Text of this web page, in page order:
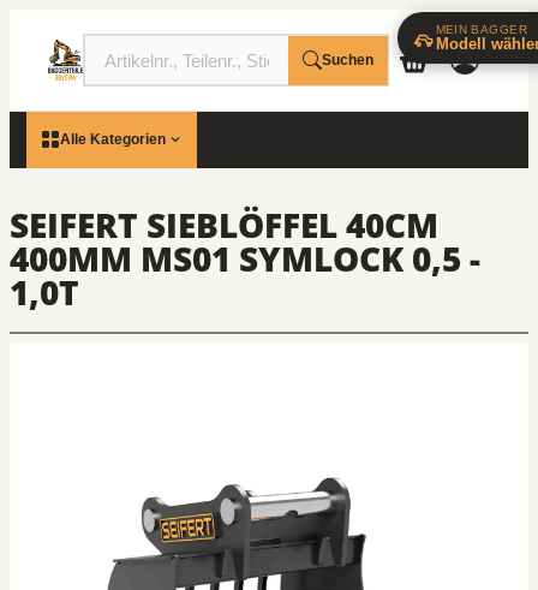
Suchen
Alle Kategorien
SEIFERT SIEBLÖFFEL 40CM
400MM MS01 SYMLOCK 0,5 -
1,0T
MEIN BAGGER
Modell